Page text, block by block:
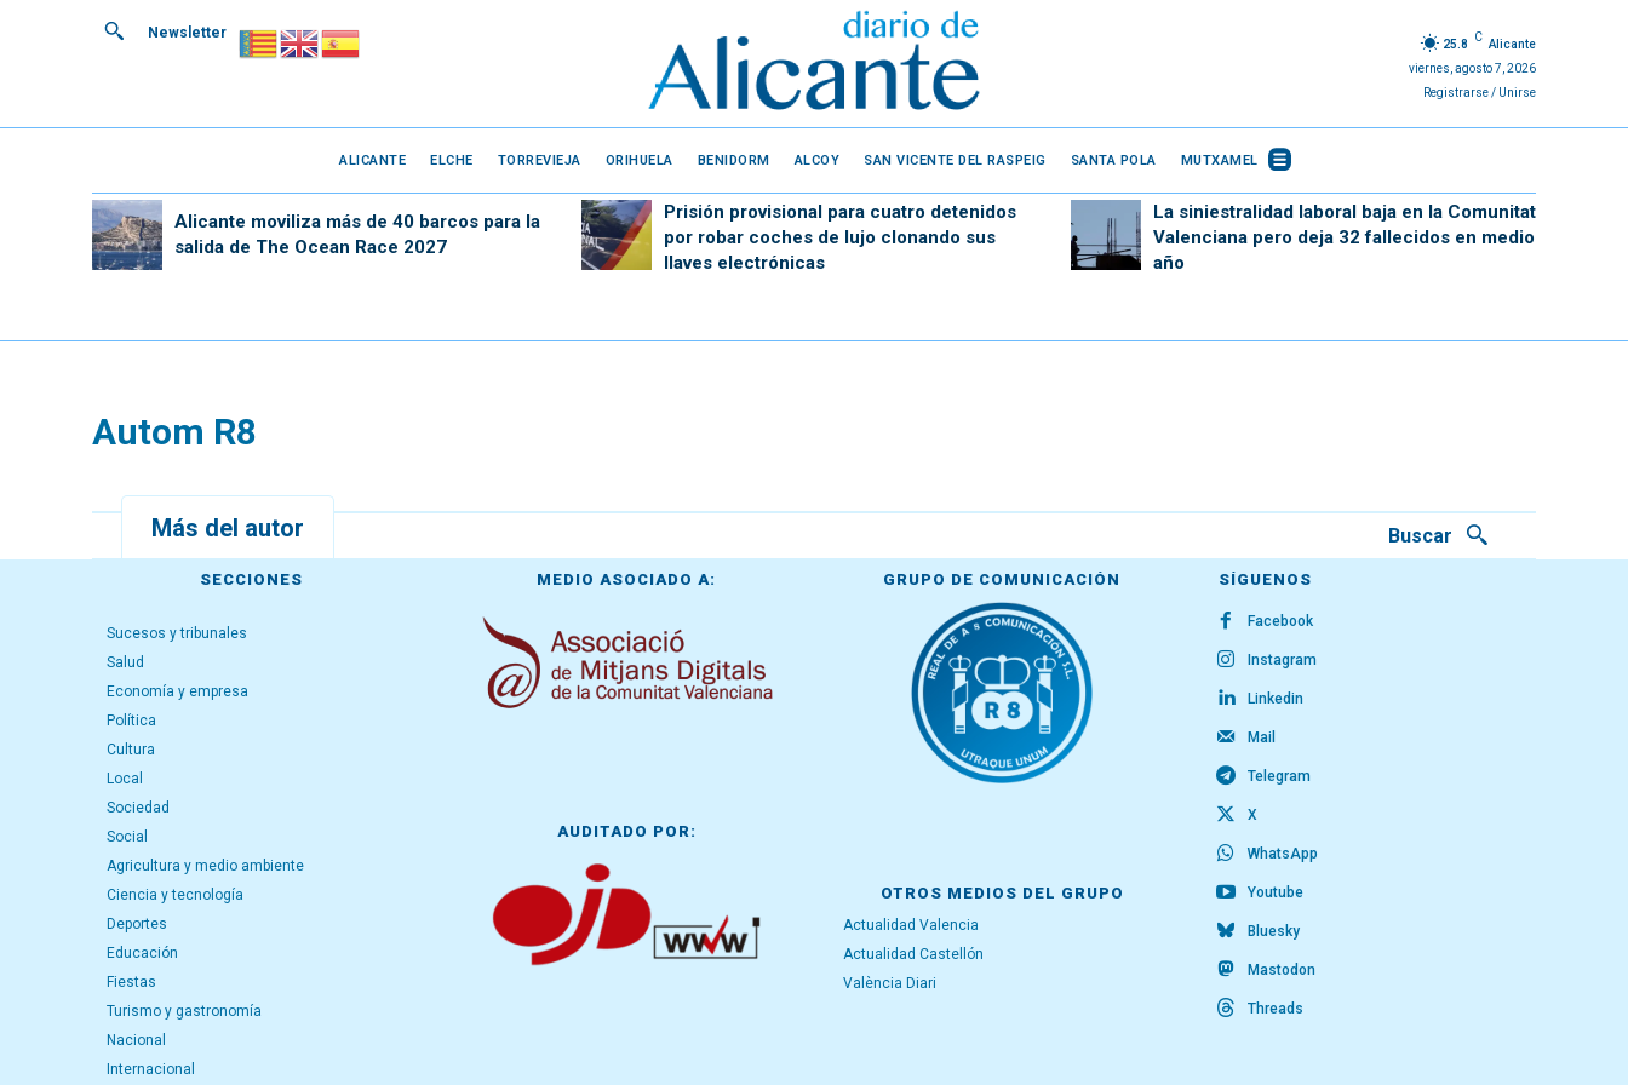
Newsletter
25.8
C
Alicante
viernes, agosto 7, 2026
Registrarse / Unirse
ALICANTE ELCHE TORREVIEJA ORIHUELA BENIDORM ALCOY SAN VICENTE DEL RASPEIG SANTA POLA MUTXAMEL
Alicante moviliza más de 40 barcos para la
salida de The Ocean Race 2027
Prisión provisional para cuatro detenidos
por robar coches de lujo clonando sus
llaves electrónicas
La siniestralidad laboral baja en la Comunitat
Valenciana pero deja 32 fallecidos en medio
año
Autom R8
Más del autor Buscar
SECCIONES
Sucesos y tribunales
Salud
Economía y empresa
Política
Cultura
Local
Sociedad
Social
Agricultura y medio ambiente
Ciencia y tecnología
Deportes
Educación
Fiestas
Turismo y gastronomía
Nacional
Internacional
MEDIO ASOCIADO A:
AUDITADO POR:
GRUPO DE COMUNICACIÓN
OTROS MEDIOS DEL GRUPO
Actualidad Valencia
Actualidad Castellón
València Diari
SÍGUENOS
Facebook
Instagram
Linkedin
Mail
Telegram
X
WhatsApp
Youtube
Bluesky
Mastodon
Threads